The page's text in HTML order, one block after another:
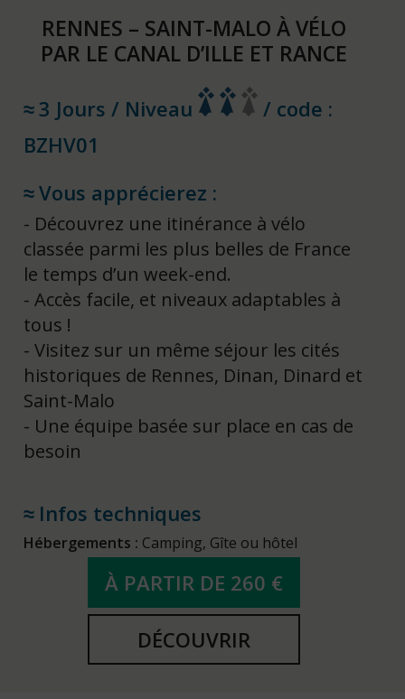
RENNES – SAINT-MALO À VÉLO
PAR LE CANAL D’ILLE ET RANCE
3 Jours / Niveau
/ code :
BZHV01
Vous apprécierez :
Découvrez une itinérance à vélo
classée parmi les plus belles de France
le temps d’un week-end.
Accès facile, et niveaux adaptables à
tous !
Visitez sur un même séjour les cités
historiques de Rennes, Dinan, Dinard et
Saint-Malo
Une équipe basée sur place en cas de
besoin
Infos techniques
Hébergements : Camping, Gîte ou hôtel
À PARTIR DE 260 €
DÉCOUVRIR